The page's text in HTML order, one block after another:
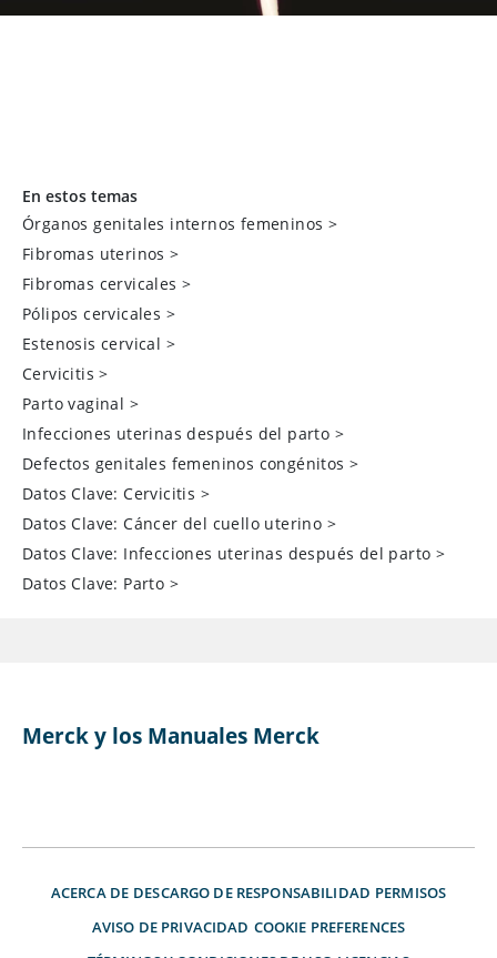
En estos temas
Órganos genitales internos femeninos >
Fibromas uterinos >
Fibromas cervicales >
Pólipos cervicales >
Estenosis cervical >
Cervicitis >
Parto vaginal >
Infecciones uterinas después del parto >
Defectos genitales femeninos congénitos >
Datos Clave: Cervicitis >
Datos Clave: Cáncer del cuello uterino >
Datos Clave: Infecciones uterinas después del parto >
Datos Clave: Parto >
Merck y los Manuales Merck
ACERCA DE DESCARGO DE RESPONSABILIDAD PERMISOS
AVISO DE PRIVACIDAD COOKIE PREFERENCES